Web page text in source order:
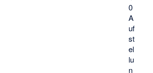
0
A
uf
st
el
lu
n